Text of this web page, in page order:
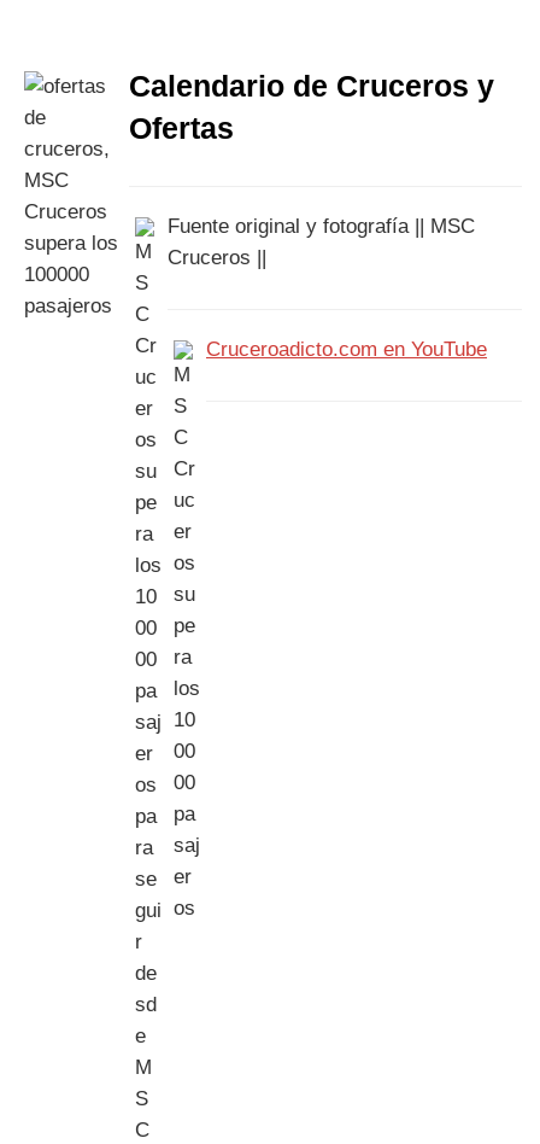
Calendario de Cruceros y
Ofertas
Fuente original y fotografía || MSC
Cruceros ||
Cruceroadicto.com en YouTube